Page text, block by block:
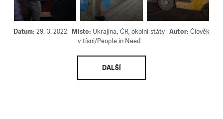
Datum:29. 3. 2022 Místo: Ukrajina, ČR, okolní státy Autor: Člověk
v tísni/People in Need
DALŠÍ